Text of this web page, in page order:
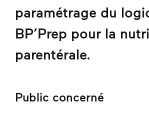
paramétrage du
BP’Prep pour la
parentérale.
Public concerné